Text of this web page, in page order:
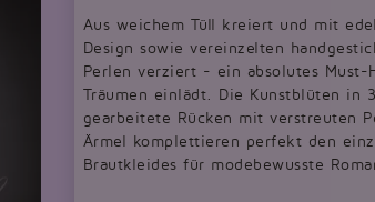
Aus weichem Tüll kreiert und mit
Design sowie vereinzelten
Perlen verziert - ein absolutes Must-
Träumen einlädt. Die Kunstblüten in
gearbeitete Rücken mit verstreuten
Ärmel komplettieren perfekt den
Brautkleides für modebewusste